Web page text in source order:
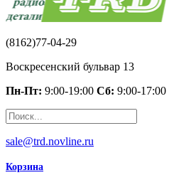
(8162)77-04-29
Воскресенский бульвар 13
Пн-Пт: 9:00-19:00 Сб: 9:00-17:00
sale@trd.novline.ru
Корзина